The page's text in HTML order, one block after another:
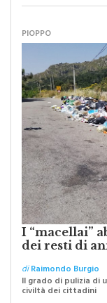
PIOPPO
I “macellai”
dei resti di
diRaimondo Burgio
Il grado di pulizia di
civiltà dei cittadini